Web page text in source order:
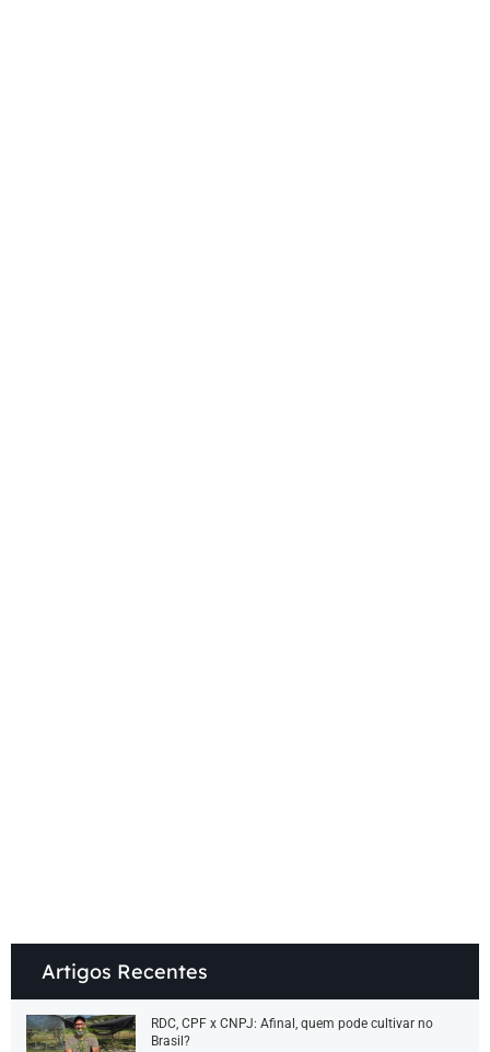
Artigos Recentes
RDC, CPF x CNPJ: Afinal, quem pode cultivar no
Brasil?